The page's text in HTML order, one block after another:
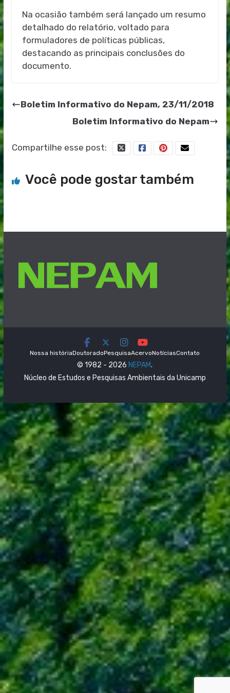
Na ocasião também será lançado um resumo
detalhado do relatório, voltado para
formuladores de políticas públicas,
destacando as principais conclusões do
documento.
Boletim Informativo do Nepam, 23/11/2018
Boletim Informativo do Nepam
Compartilhe esse post:
Você pode gostar também
Nossa históriaDoutoradoPesquisaAcervoNotíciasContato
© 1982 - 2026 NEPAM.
Núcleo de Estudos e Pesquisas Ambientais da Unicamp